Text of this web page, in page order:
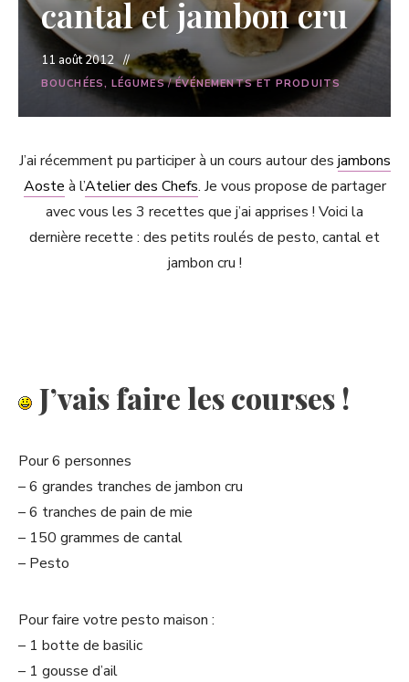
cantal et jambon cru
11 août 2012
BOUCHÉES, LÉGUMES/ÉVÉNEMENTS ET PRODUITS
J’ai récemment pu participer à un cours autour des jambons
Aoste à l’Atelier des Chefs. Je vous propose de partager
avec vous les 3 recettes que j’ai apprises ! Voici la
dernière recette : des petits roulés de pesto, cantal et
jambon cru !
J’vais faire les courses !
Pour 6 personnes
– 6 grandes tranches de jambon cru
– 6 tranches de pain de mie
– 150 grammes de cantal
– Pesto
Pour faire votre pesto maison :
– 1 botte de basilic
– 1 gousse d’ail